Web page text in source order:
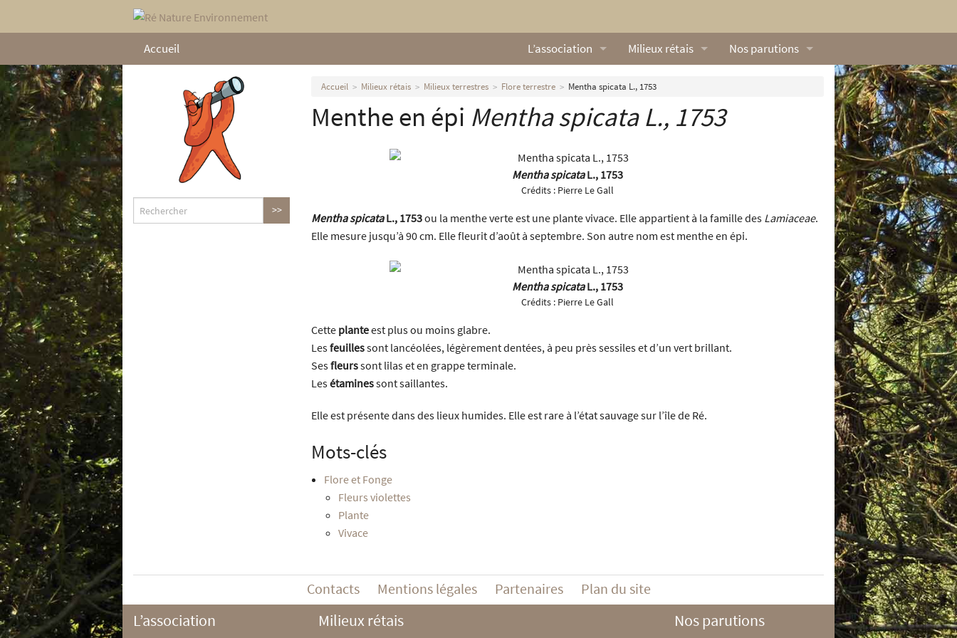
Accueil L’association
Qui sommes nous ?
Nos missions
Le Conseil d’Administration
Nous contacter
Actualités
Milieux rétais
Lexique
Galerie rétaise
Nos parutions
Vidéos naturalistes de Ré Nature
Accueil Milieux rétais Milieux terrestres Flore terrestre Mentha spicata L., 1753
Menthe en épi Mentha spicataL., 1753
Mentha spicataL., 1753
Crédits : Pierre Le Gall
Mentha spicataL., 1753ou la menthe verte est une plante vivace. Elle appartient à la famille des Lamiaceae.
Elle mesure jusqu’à 90 cm. Elle fleurit d’août à septembre. Son autre nom est menthe en épi.
Mentha spicataL., 1753
Crédits : Pierre Le Gall
Cette planteest plus ou moins glabre.
Lesfeuillessont lancéolées, légèrement dentées, à peu près sessiles et d’un vert brillant.
Sesfleurssont lilas et en grappe terminale.
Lesétaminessont saillantes.
Elle est présente dans des lieux humides. Elle est rare à l’état sauvage sur l’île de Ré.
Mots-clés
Flore et Fonge
Fleurs violettes
Plante
Vivace
Contacts Mentions légales Partenaires Plan du site
L’association Milieux rétais Nos parutions